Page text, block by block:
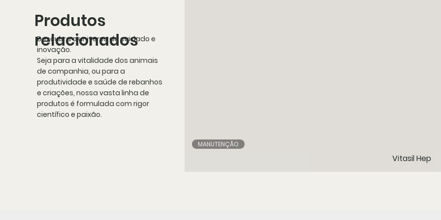
Produtos
relacionados
Descubra o universo de cuidado e
inovação.
Seja para a vitalidade dos animais
de companhia, ou para a
produtividade e saúde de rebanhos
e criações, nossa vasta linha de
produtos é formulada com rigor
científico e paixão.
MANUTENÇÃO
Vitasil Hep